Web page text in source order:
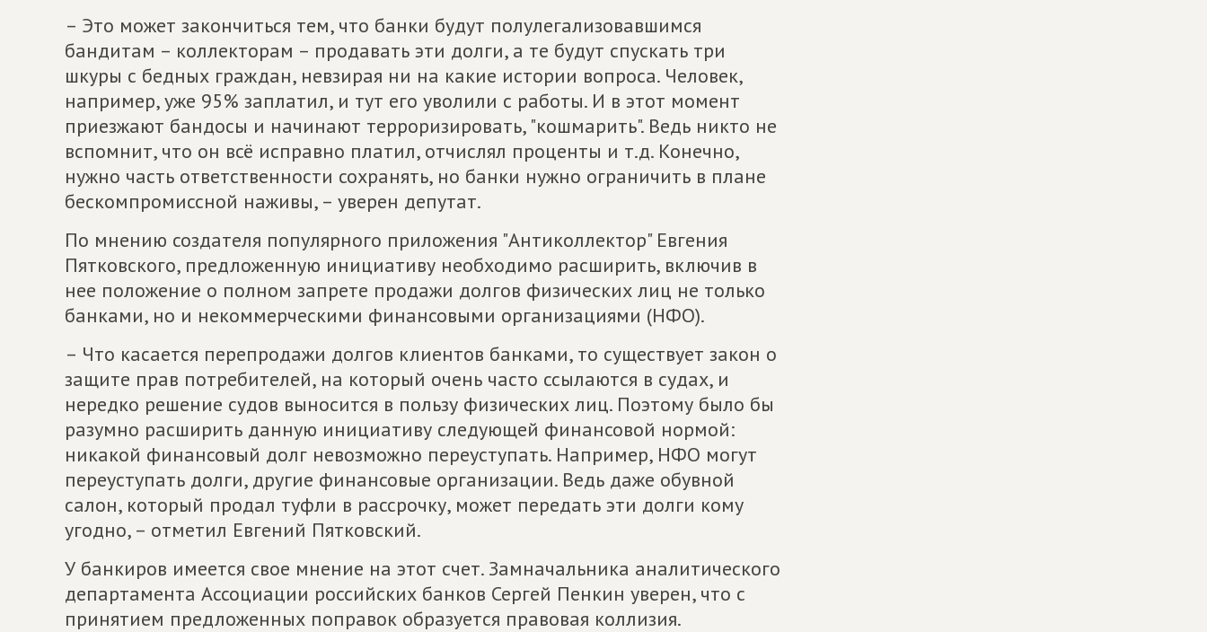
– Это может закончиться тем, что банки будут полулегализовавшимся
бандитам – коллекторам – продавать эти долги, а те будут спускать три
шкуры с бедных граждан, невзирая ни на какие истории вопроса. Человек,
например, уже 95% заплатил, и тут его уволили с работы. И в этот момент
приезжают бандосы и начинают терроризировать, "кошмарить". Ведь никто не
вспомнит, что он всё исправно платил, отчислял проценты и т.д. Конечно,
нужно часть ответственности сохранять, но банки нужно ограничить в плане
бескомпромиссной наживы, – уверен депутат.
По мнению создателя популярного приложения "Антиколлектор" Евгения
Пятковского, предложенную инициативу необходимо расширить, включив в
нее положение о полном запрете продажи долгов физических лиц не только
банками, но и некоммерческими финансовыми организациями (НФО).
– Что касается перепродажи долгов клиентов банками, то существует закон о
защите прав потребителей, на который очень часто ссылаются в судах, и
нередко решение судов выносится в пользу физических лиц. Поэтому было бы
разумно расширить данную инициативу следующей финансовой нормой:
никакой финансовый долг невозможно переуступать. Например, НФО могут
переуступать долги, другие финансовые организации. Ведь даже обувной
салон, который продал туфли в рассрочку, может передать эти долги кому
угодно, – отметил Евгений Пятковский.
У банкиров имеется свое мнение на этот счет. Замначальника аналитического
департамента Ассоциации российских банков Сергей Пенкин уверен, что с
принятием предложенных поправок образуется правовая коллизия.